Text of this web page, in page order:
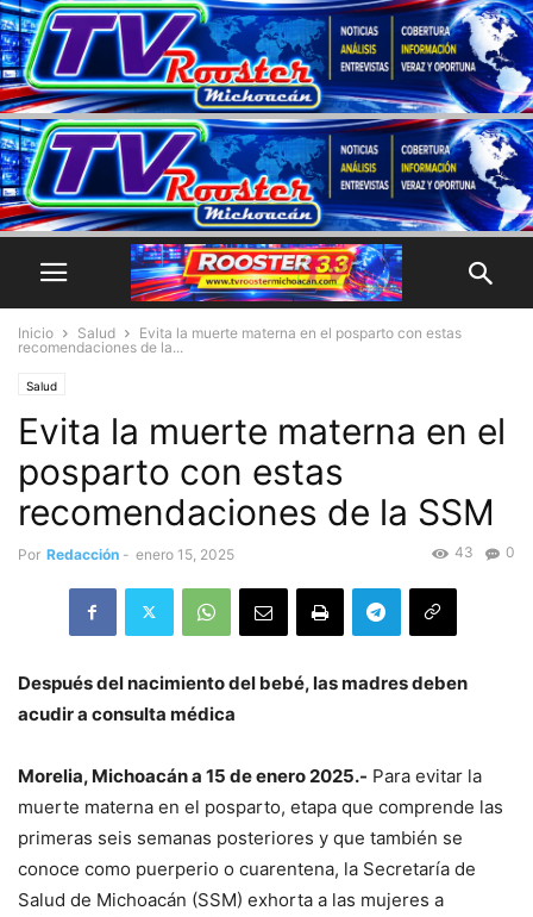
Inicio Salud
Evita la muerte materna en el posparto con estas
recomendaciones de la...
Salud
Evita la muerte materna en el
posparto con estas
recomendaciones de la SSM
Por Redacción - enero 15, 2025 0
43
Después del nacimiento del bebé, las madres deben
acudir a consulta médica
Morelia, Michoacán a 15 de enero 2025.- Para evitar la
muerte materna en el posparto, etapa que comprende las
primeras seis semanas posteriores y que también se
conoce como puerperio o cuarentena, la Secretaría de
Salud de Michoacán (SSM) exhorta a las mujeres a